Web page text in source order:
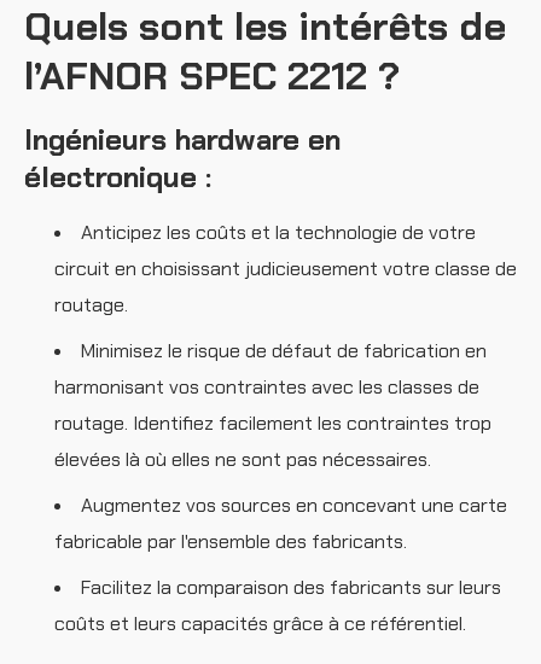
Quels sont les intérêts de
l’AFNOR SPEC 2212 ?
Ingénieurs hardware en
électronique :
Anticipez les coûts et la technologie de votre
circuit en choisissant judicieusement votre classe de
routage.
Minimisez le risque de défaut de fabrication en
harmonisant vos contraintes avec les classes de
routage. Identifiez facilement les contraintes trop
élevées là où elles ne sont pas nécessaires.
Augmentez vos sources en concevant une carte
fabricable par l'ensemble des fabricants.
Facilitez la comparaison des fabricants sur leurs
coûts et leurs capacités grâce à ce référentiel.